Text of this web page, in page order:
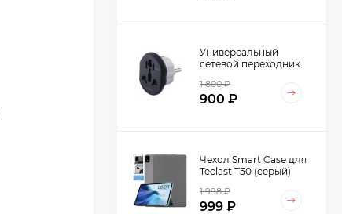
Универсальный
сетевой переходник
Европейскую розетку
AU/US/UK-EU (10шт.)
1 800₽
900 ₽
Чехол Smart Case для
Teclast T50 (серый)
1 998₽
999 ₽